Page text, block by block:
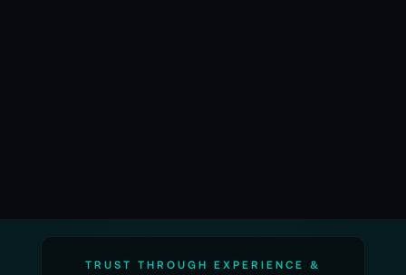
TRUST THROUGH EXPERIENCE &